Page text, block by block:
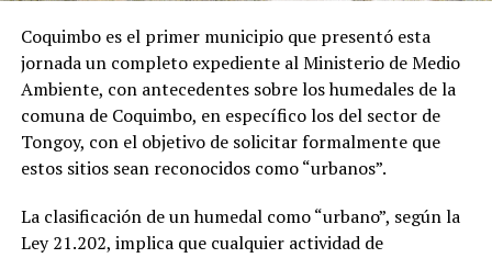
Coquimbo es el primer municipio que presentó esta
jornada un completo expediente al Ministerio de Medio
Ambiente, con antecedentes sobre los humedales de la
comuna de Coquimbo, en específico los del sector de
Tongoy, con el objetivo de solicitar formalmente que
estos sitios sean reconocidos como “urbanos”.
La clasificación de un humedal como “urbano”, según la
Ley 21.202, implica que cualquier actividad de